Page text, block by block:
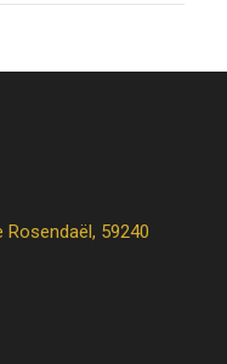
Rosendaël, 59240